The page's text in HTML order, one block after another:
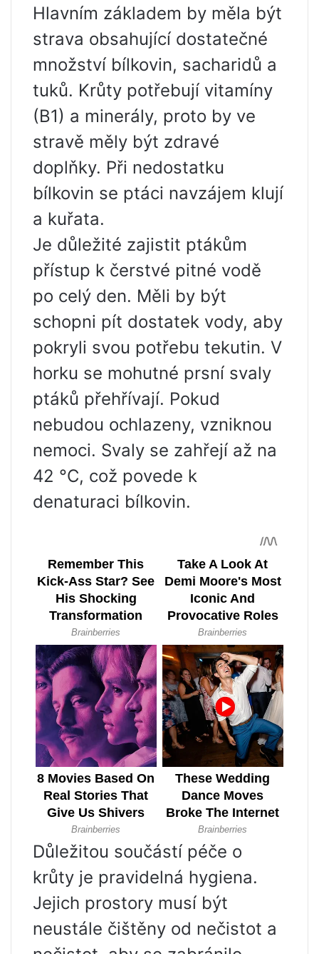
Hlavním základem by měla být
strava obsahující dostatečné
množství bílkovin, sacharidů a
tuků. Krůty potřebují vitamíny
(B1) a minerály, proto by ve
stravě měly být zdravé
doplňky. Při nedostatku
bílkovin se ptáci navzájem klují
a kuřata.
Je důležité zajistit ptákům
přístup k čerstvé pitné vodě
po celý den. Měli by být
schopni pít dostatek vody, aby
pokryli svou potřebu tekutin. V
horku se mohutné prsní svaly
ptáků přehřívají. Pokud
nebudou ochlazeny, vzniknou
nemoci. Svaly se zahřejí až na
42 °C, což povede k
denaturaci bílkovin.
Důležitou součástí péče o
krůty je pravidelná hygiena.
Jejich prostory musí být
neustále čištěny od nečistot a